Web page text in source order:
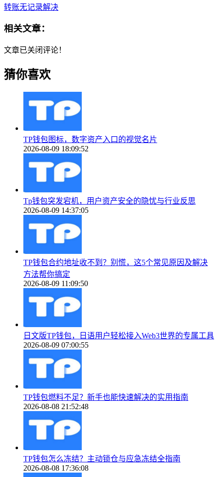
转账无记录解决
相关文章：
文章已关闭评论！
猜你喜欢
TP钱包图标，数字资产入口的视觉名片
2026-08-09 18:09:52
Tp钱包突发宕机，用户资产安全的隐忧与行业反思
2026-08-09 14:37:05
TP钱包合约地址收不到？别慌，这5个常见原因及解决
方法帮你搞定
2026-08-09 11:09:50
日文版TP钱包，日语用户轻松接入Web3世界的专属工具
2026-08-09 07:00:55
TP钱包燃料不足？新手也能快速解决的实用指南
2026-08-08 21:52:48
TP钱包怎么冻结？主动锁仓与应急冻结全指南
2026-08-08 17:36:08